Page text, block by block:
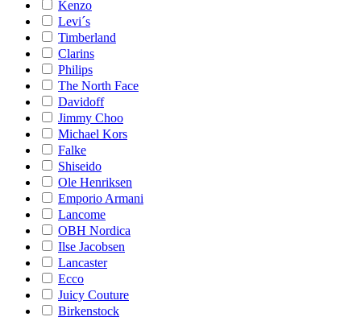
Kenzo
Levi´s
Timberland
Clarins
Philips
The North Face
Davidoff
Jimmy Choo
Michael Kors
Falke
Shiseido
Ole Henriksen
Emporio Armani
Lancome
OBH Nordica
Ilse Jacobsen
Lancaster
Ecco
Juicy Couture
Birkenstock